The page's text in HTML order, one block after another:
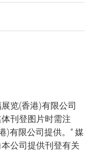
览(香港)有限公司
刊登图片时需注
)有限公司提供。” 媒
公司提供刊登有关